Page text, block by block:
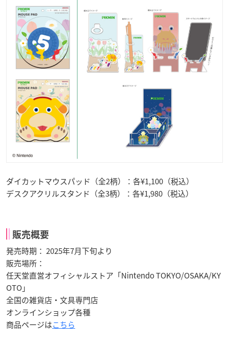
ダイカットマウスパッド（全2柄）：各¥1,100（税込）
デスクアクリルスタンド（全3柄）：各¥1,980（税込）
販売概要
発売時期： 2025年7月下旬より
販売場所：
任天堂直営オフィシャルストア「Nintendo TOKYO/OSAKA/KY
OTO」
全国の雑貨店・文具専門店
オンラインショップ各種
商品ページはこちら